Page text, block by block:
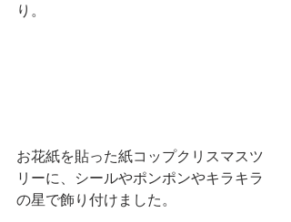
り。
お花紙を貼った紙コップクリスマスツ
リーに、シールやポンポンやキラキラ
の星で飾り付けました。